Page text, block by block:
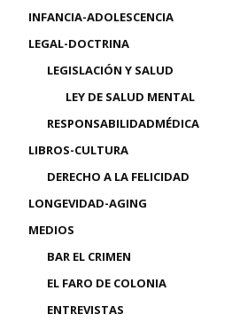
INFANCIA-ADOLESCENCIA
LEGAL-DOCTRINA
LEGISLACIÓN Y SALUD
LEY DE SALUD MENTAL
RESPONSABILIDADMÉDICA
LIBROS-CULTURA
DERECHO A LA FELICIDAD
LONGEVIDAD-AGING
MEDIOS
BAR EL CRIMEN
EL FARO DE COLONIA
ENTREVISTAS